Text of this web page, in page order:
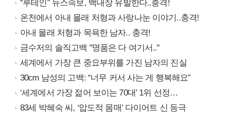
“루테인” 뉴스속보, 백내장 유발한다..충격!
온천에서 아내 몰래 처형과 사랑나눈 이야기..충격!
아내 몰래 처형과 목욕한 남자.. 충격!
금수저의 솔직고백 "명품은 다 여기서.."
세계에서 가장 큰 중요부위를 가진 남자의 진실
30cm 남성의 고백: “너무 커서 사는 게 행복해요”
‘세계에서 가장 젊어 보이는 70대’ 1위 선정…
83세 박혜숙 씨, ‘압도적 몸매’ 다이어트 신 등극